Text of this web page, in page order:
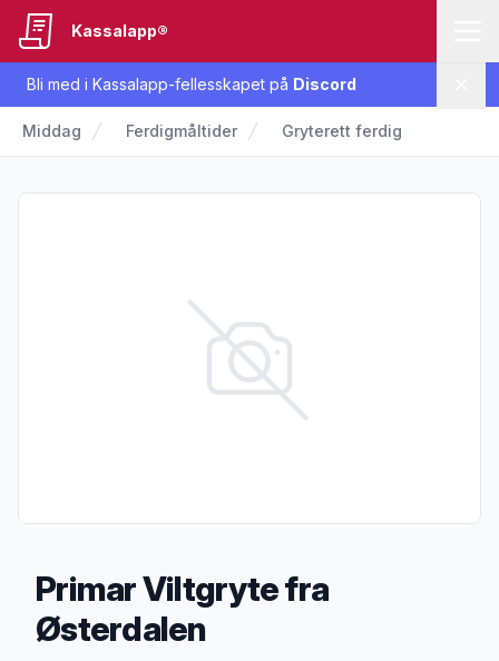
Bli med i Kassalapp-fellesskapet på Discord
Kassalapp®
Middag Ferdigmåltider Gryterett ferdig
Primar Viltgryte fra
Østerdalen